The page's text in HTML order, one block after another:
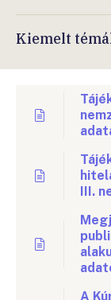
Kiemelt
III.
A